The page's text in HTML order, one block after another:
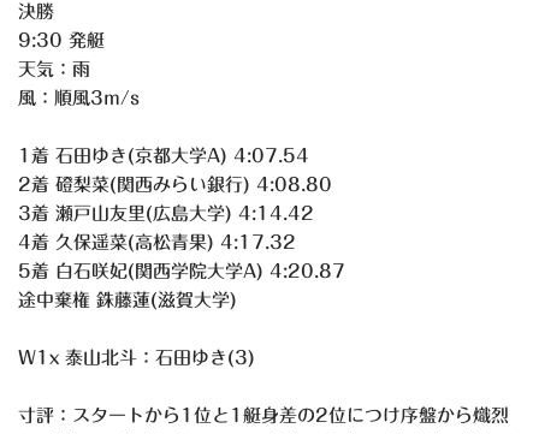
決勝
9:30 発艇
天気：雨
風：順風3m/s
1着 石田ゆき(京都大学A) 4:07.54
2着 磴梨菜(関西みらい銀行) 4:08.80
3着 瀬戸山友里(広島大学) 4:14.42
4着 久保遥菜(高松青果) 4:17.32
5着 白石咲妃(関西学院大学A) 4:20.87
途中棄権 銖藤蓮(滋賀大学)
W1x 泰山北斗：石田ゆき(3)
寸評：スタートから1位と1艇身差の2位につけ序盤から熾烈